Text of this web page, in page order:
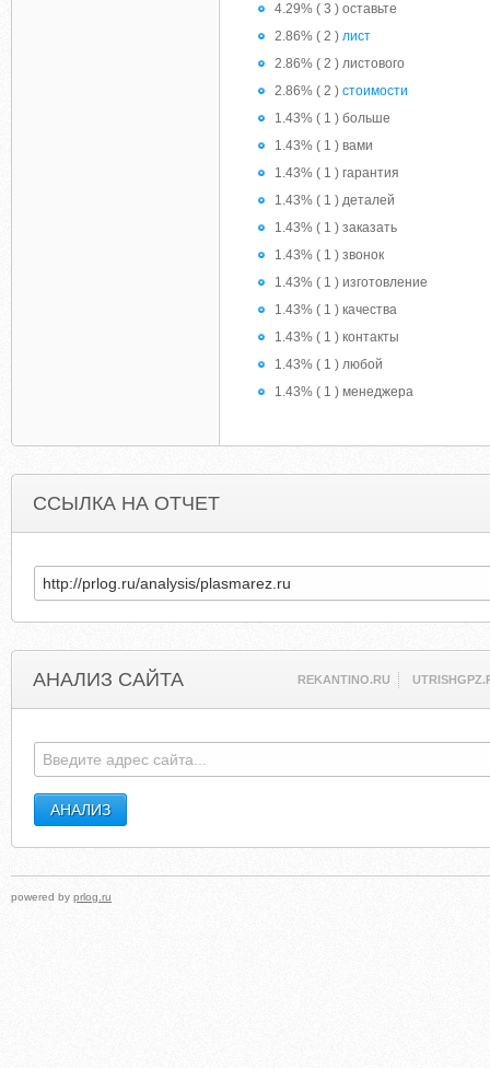
4.29% ( 3 ) оставьте
2.86% ( 2 ) лист
2.86% ( 2 ) листового
2.86% ( 2 ) стоимости
1.43% ( 1 ) больше
1.43% ( 1 ) вами
1.43% ( 1 ) гарантия
1.43% ( 1 ) деталей
1.43% ( 1 ) заказать
1.43% ( 1 ) звонок
1.43% ( 1 ) изготовление
1.43% ( 1 ) качества
1.43% ( 1 ) контакты
1.43% ( 1 ) любой
1.43% ( 1 ) менеджера
ССЫЛКА НА ОТЧЕТ
АНАЛИЗ САЙТА REKANTINO.RU
powered by prlog.ru